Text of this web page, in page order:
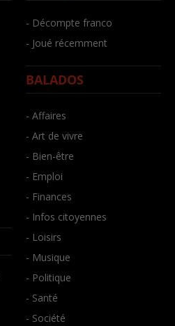
- Décompte franco
- Joué récemment
BALADOS
- Affaires
- Art de vivre
- Bien-être
- Emploi
- Finances
- Infos citoyennes
- Loisirs
- Musique
- Politique
- Santé
- Société